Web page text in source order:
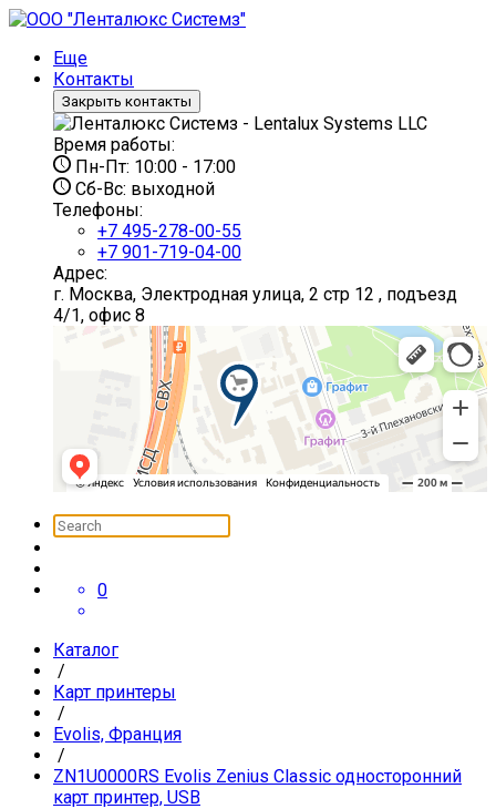
Еще
Контакты
Закрыть контакты
Время работы:
Пн-Пт: 10:00 - 17:00
Сб-Вс: выходной
Телефоны:
+7 495-278-00-55
+7 901-719-04-00
Адрес:
г. Москва, Электродная улица, 2 стр 12 , подъезд
4/1, офис 8
0
Каталог
/
Карт принтеры
/
Evolis, Франция
/
ZN1U0000RS Evolis Zenius Classic односторонний
карт принтер, USB